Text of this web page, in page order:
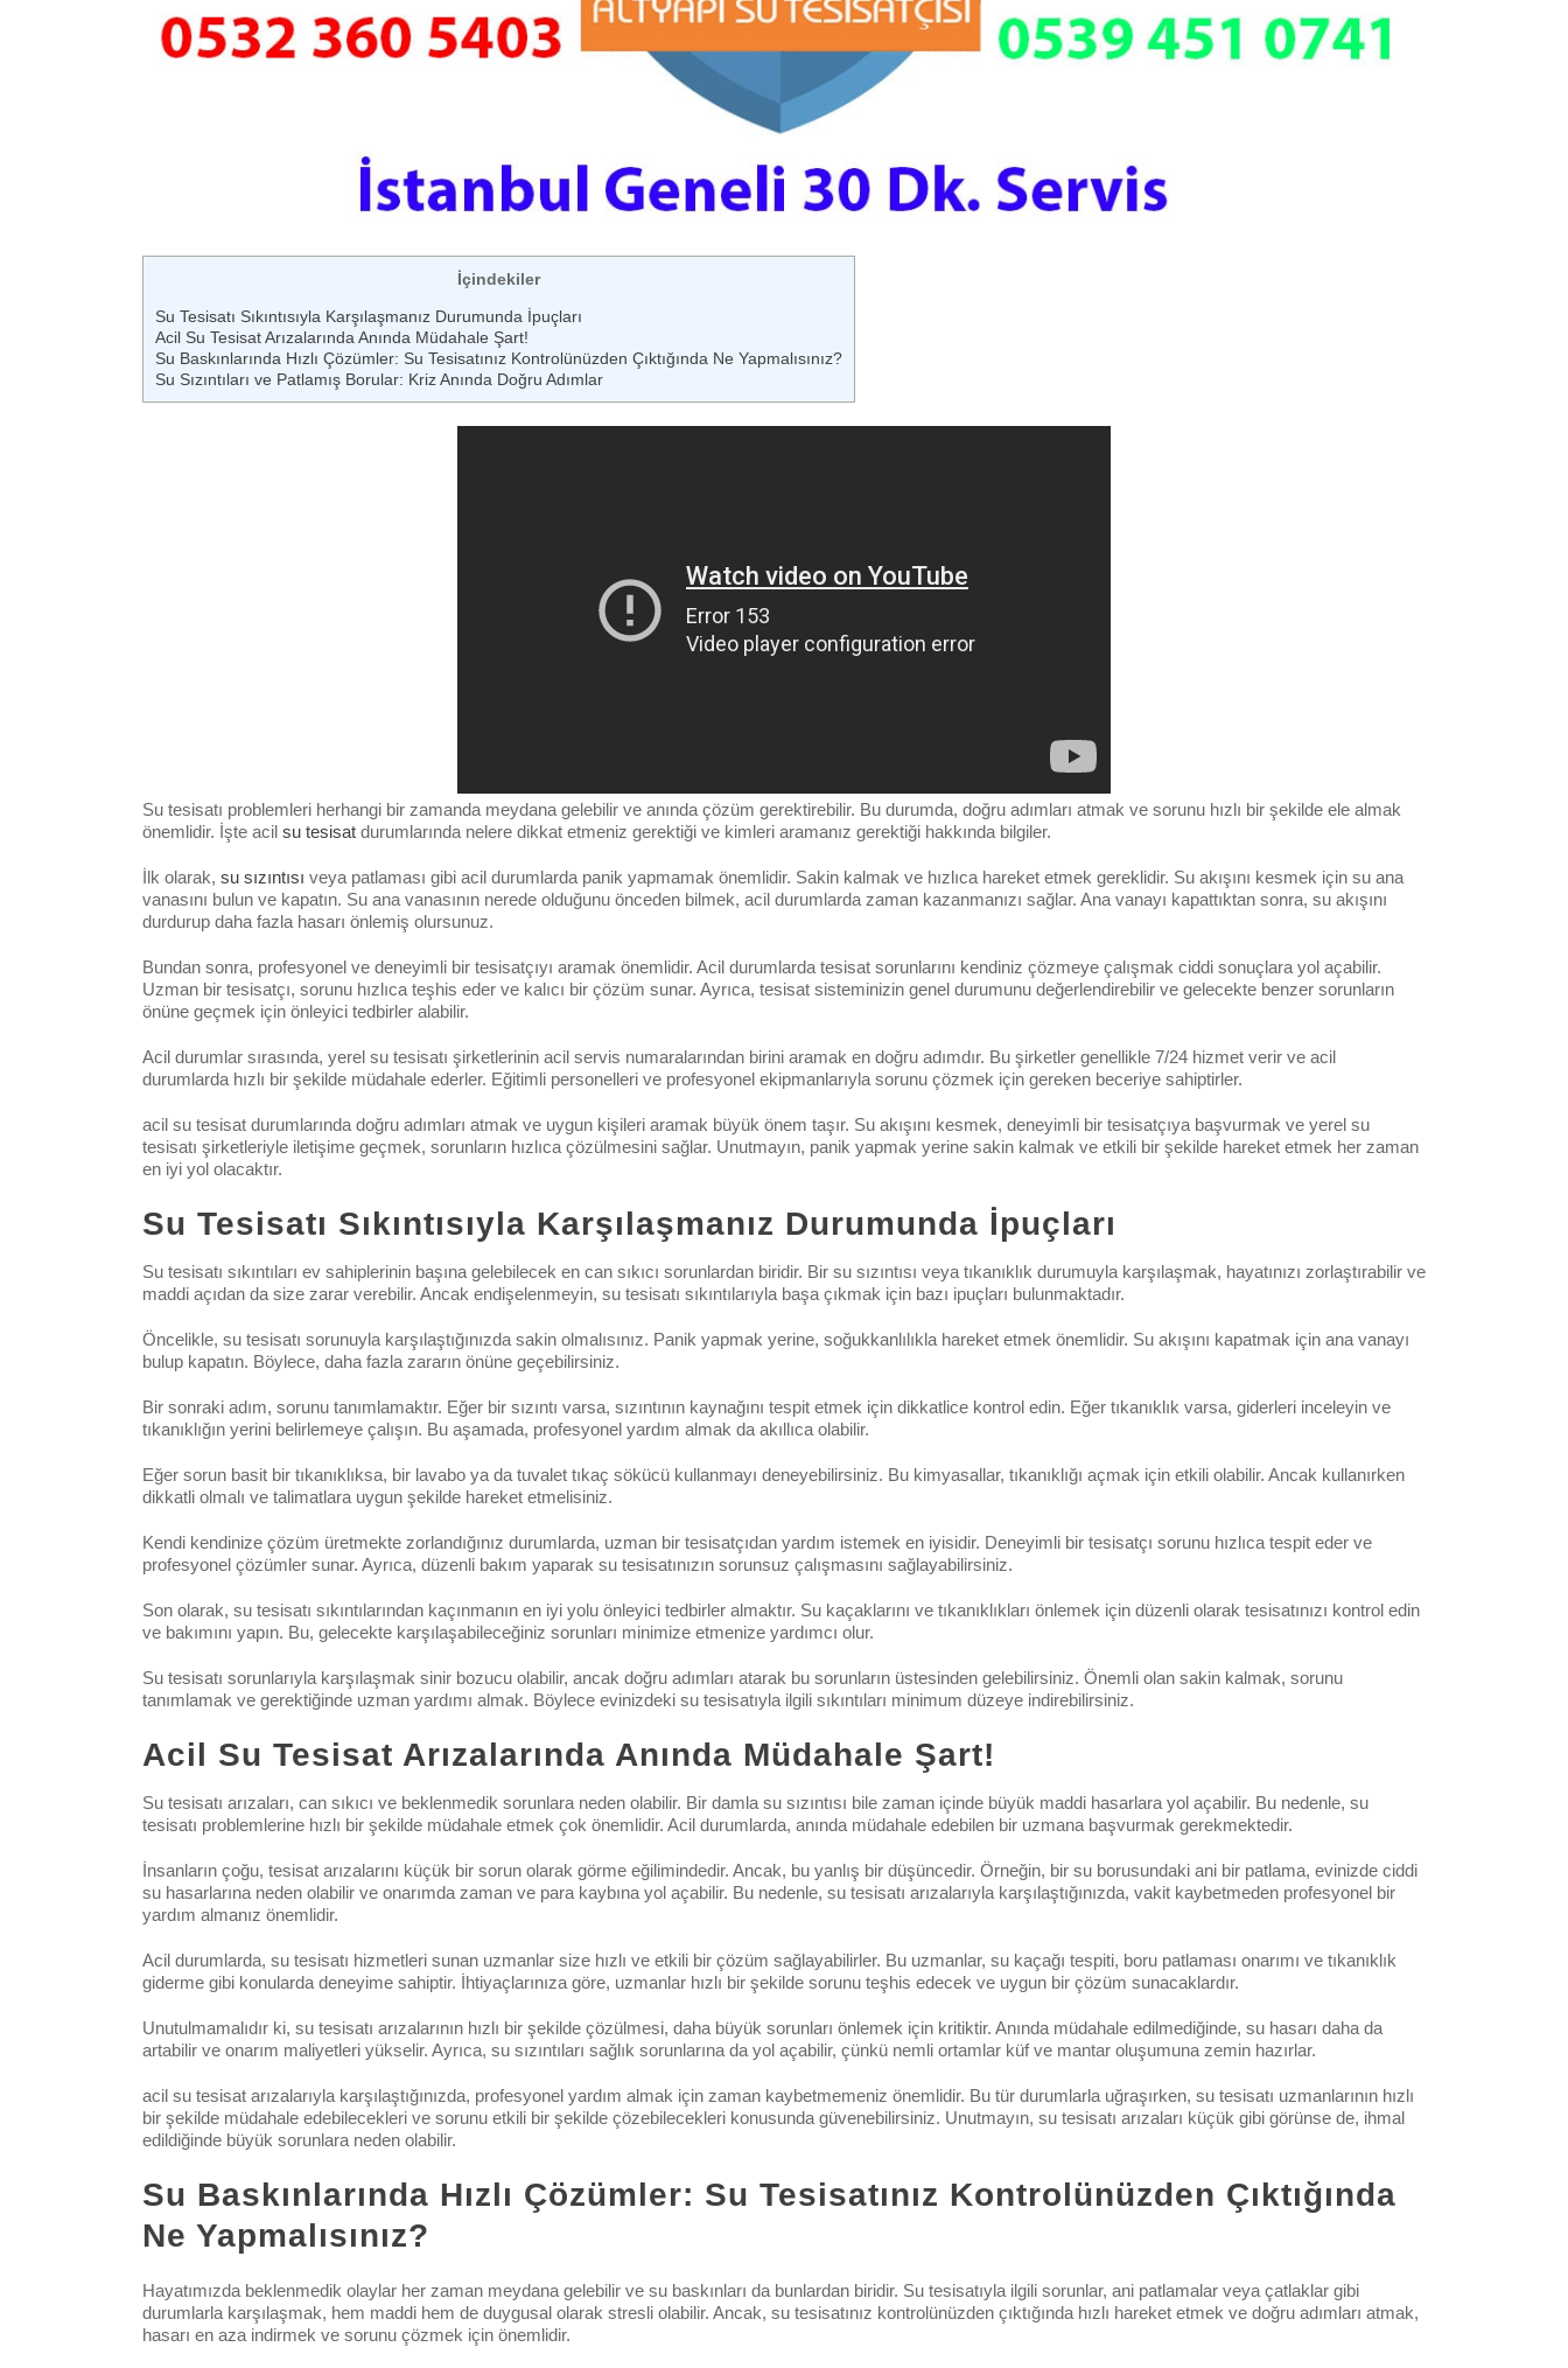
İçindekiler
Su Tesisatı Sıkıntısıyla Karşılaşmanız Durumunda İpuçları
Acil Su Tesisat Arızalarında Anında Müdahale Şart!
Su Baskınlarında Hızlı Çözümler: Su Tesisatınız Kontrolünüzden Çıktığında Ne Yapmalısınız?
Su Sızıntıları ve Patlamış Borular: Kriz Anında Doğru Adımlar
Su tesisatı problemleri herhangi bir zamanda meydana gelebilir ve anında çözüm gerektirebilir. Bu durumda, doğru adımları atmak ve sorunu hızlı bir şekilde ele almak
önemlidir. İşte acil su tesisat durumlarında nelere dikkat etmeniz gerektiği ve kimleri aramanız gerektiği hakkında bilgiler.
İlk olarak, su sızıntısı veya patlaması gibi acil durumlarda panik yapmamak önemlidir. Sakin kalmak ve hızlıca hareket etmek gereklidir. Su akışını kesmek için su ana
vanasını bulun ve kapatın. Su ana vanasının nerede olduğunu önceden bilmek, acil durumlarda zaman kazanmanızı sağlar. Ana vanayı kapattıktan sonra, su akışını
durdurup daha fazla hasarı önlemiş olursunuz.
Bundan sonra, profesyonel ve deneyimli bir tesisatçıyı aramak önemlidir. Acil durumlarda tesisat sorunlarını kendiniz çözmeye çalışmak ciddi sonuçlara yol açabilir.
Uzman bir tesisatçı, sorunu hızlıca teşhis eder ve kalıcı bir çözüm sunar. Ayrıca, tesisat sisteminizin genel durumunu değerlendirebilir ve gelecekte benzer sorunların
önüne geçmek için önleyici tedbirler alabilir.
Acil durumlar sırasında, yerel su tesisatı şirketlerinin acil servis numaralarından birini aramak en doğru adımdır. Bu şirketler genellikle 7/24 hizmet verir ve acil
durumlarda hızlı bir şekilde müdahale ederler. Eğitimli personelleri ve profesyonel ekipmanlarıyla sorunu çözmek için gereken beceriye sahiptirler.
acil su tesisat durumlarında doğru adımları atmak ve uygun kişileri aramak büyük önem taşır. Su akışını kesmek, deneyimli bir tesisatçıya başvurmak ve yerel su
tesisatı şirketleriyle iletişime geçmek, sorunların hızlıca çözülmesini sağlar. Unutmayın, panik yapmak yerine sakin kalmak ve etkili bir şekilde hareket etmek her zaman
en iyi yol olacaktır.
Su Tesisatı Sıkıntısıyla Karşılaşmanız Durumunda İpuçları
Su tesisatı sıkıntıları ev sahiplerinin başına gelebilecek en can sıkıcı sorunlardan biridir. Bir su sızıntısı veya tıkanıklık durumuyla karşılaşmak, hayatınızı zorlaştırabilir ve
maddi açıdan da size zarar verebilir. Ancak endişelenmeyin, su tesisatı sıkıntılarıyla başa çıkmak için bazı ipuçları bulunmaktadır.
Öncelikle, su tesisatı sorunuyla karşılaştığınızda sakin olmalısınız. Panik yapmak yerine, soğukkanlılıkla hareket etmek önemlidir. Su akışını kapatmak için ana vanayı
bulup kapatın. Böylece, daha fazla zararın önüne geçebilirsiniz.
Bir sonraki adım, sorunu tanımlamaktır. Eğer bir sızıntı varsa, sızıntının kaynağını tespit etmek için dikkatlice kontrol edin. Eğer tıkanıklık varsa, giderleri inceleyin ve
tıkanıklığın yerini belirlemeye çalışın. Bu aşamada, profesyonel yardım almak da akıllıca olabilir.
Eğer sorun basit bir tıkanıklıksa, bir lavabo ya da tuvalet tıkaç sökücü kullanmayı deneyebilirsiniz. Bu kimyasallar, tıkanıklığı açmak için etkili olabilir. Ancak kullanırken
dikkatli olmalı ve talimatlara uygun şekilde hareket etmelisiniz.
Kendi kendinize çözüm üretmekte zorlandığınız durumlarda, uzman bir tesisatçıdan yardım istemek en iyisidir. Deneyimli bir tesisatçı sorunu hızlıca tespit eder ve
profesyonel çözümler sunar. Ayrıca, düzenli bakım yaparak su tesisatınızın sorunsuz çalışmasını sağlayabilirsiniz.
Son olarak, su tesisatı sıkıntılarından kaçınmanın en iyi yolu önleyici tedbirler almaktır. Su kaçaklarını ve tıkanıklıkları önlemek için düzenli olarak tesisatınızı kontrol edin
ve bakımını yapın. Bu, gelecekte karşılaşabileceğiniz sorunları minimize etmenize yardımcı olur.
Su tesisatı sorunlarıyla karşılaşmak sinir bozucu olabilir, ancak doğru adımları atarak bu sorunların üstesinden gelebilirsiniz. Önemli olan sakin kalmak, sorunu
tanımlamak ve gerektiğinde uzman yardımı almak. Böylece evinizdeki su tesisatıyla ilgili sıkıntıları minimum düzeye indirebilirsiniz.
Acil Su Tesisat Arızalarında Anında Müdahale Şart!
Su tesisatı arızaları, can sıkıcı ve beklenmedik sorunlara neden olabilir. Bir damla su sızıntısı bile zaman içinde büyük maddi hasarlara yol açabilir. Bu nedenle, su
tesisatı problemlerine hızlı bir şekilde müdahale etmek çok önemlidir. Acil durumlarda, anında müdahale edebilen bir uzmana başvurmak gerekmektedir.
İnsanların çoğu, tesisat arızalarını küçük bir sorun olarak görme eğilimindedir. Ancak, bu yanlış bir düşüncedir. Örneğin, bir su borusundaki ani bir patlama, evinizde ciddi
su hasarlarına neden olabilir ve onarımda zaman ve para kaybına yol açabilir. Bu nedenle, su tesisatı arızalarıyla karşılaştığınızda, vakit kaybetmeden profesyonel bir
yardım almanız önemlidir.
Acil durumlarda, su tesisatı hizmetleri sunan uzmanlar size hızlı ve etkili bir çözüm sağlayabilirler. Bu uzmanlar, su kaçağı tespiti, boru patlaması onarımı ve tıkanıklık
giderme gibi konularda deneyime sahiptir. İhtiyaçlarınıza göre, uzmanlar hızlı bir şekilde sorunu teşhis edecek ve uygun bir çözüm sunacaklardır.
Unutulmamalıdır ki, su tesisatı arızalarının hızlı bir şekilde çözülmesi, daha büyük sorunları önlemek için kritiktir. Anında müdahale edilmediğinde, su hasarı daha da
artabilir ve onarım maliyetleri yükselir. Ayrıca, su sızıntıları sağlık sorunlarına da yol açabilir, çünkü nemli ortamlar küf ve mantar oluşumuna zemin hazırlar.
acil su tesisat arızalarıyla karşılaştığınızda, profesyonel yardım almak için zaman kaybetmemeniz önemlidir. Bu tür durumlarla uğraşırken, su tesisatı uzmanlarının hızlı
bir şekilde müdahale edebilecekleri ve sorunu etkili bir şekilde çözebilecekleri konusunda güvenebilirsiniz. Unutmayın, su tesisatı arızaları küçük gibi görünse de, ihmal
edildiğinde büyük sorunlara neden olabilir.
Su Baskınlarında Hızlı Çözümler: Su Tesisatınız Kontrolünüzden Çıktığında
Ne Yapmalısınız?
Hayatımızda beklenmedik olaylar her zaman meydana gelebilir ve su baskınları da bunlardan biridir. Su tesisatıyla ilgili sorunlar, ani patlamalar veya çatlaklar gibi
durumlarla karşılaşmak, hem maddi hem de duygusal olarak stresli olabilir. Ancak, su tesisatınız kontrolünüzden çıktığında hızlı hareket etmek ve doğru adımları atmak,
hasarı en aza indirmek ve sorunu çözmek için önemlidir.